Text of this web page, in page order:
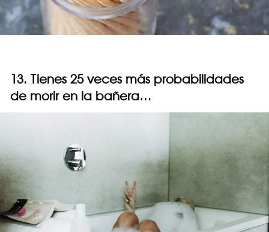
13. Tienes 25 veces más probabilidades
de morir en la bañera…